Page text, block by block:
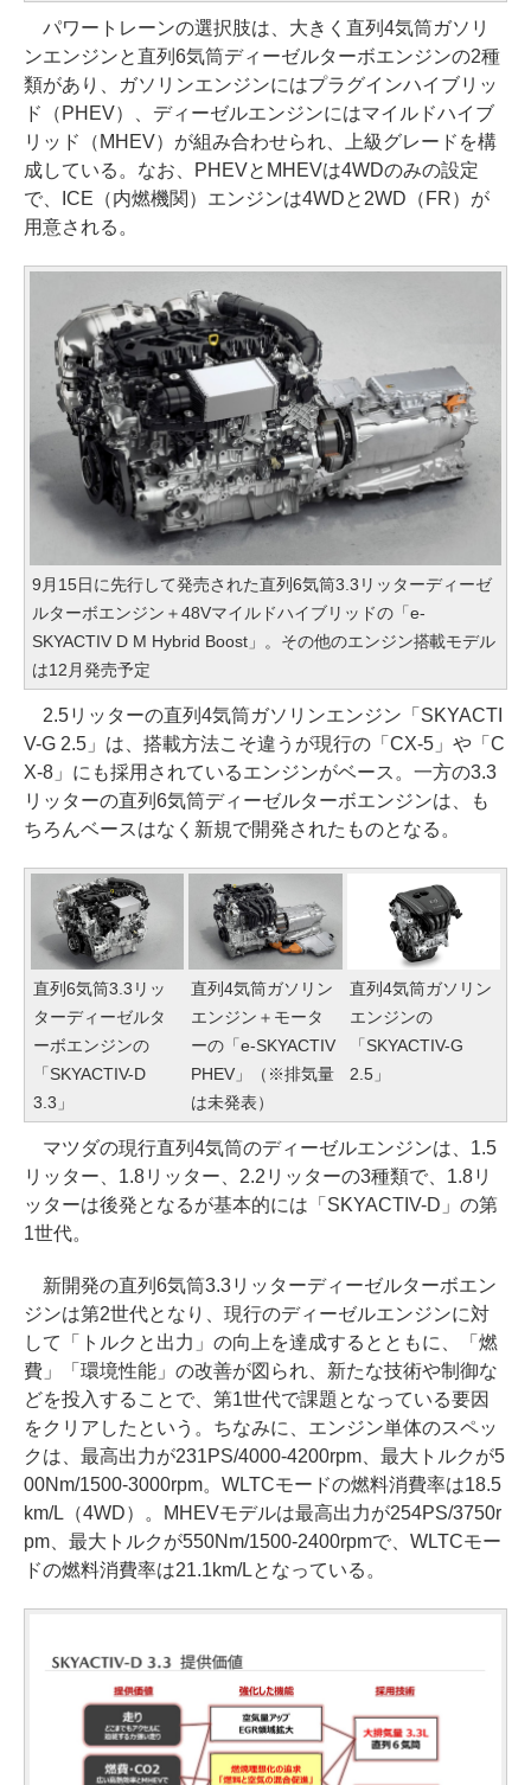
パワートレーンの選択肢は、大きく直列4気筒ガソリ
ンエンジンと直列6気筒ディーゼルターボエンジンの2種
類があり、ガソリンエンジンにはプラグインハイブリッ
ド（PHEV）、ディーゼルエンジンにはマイルドハイブ
リッド（MHEV）が組み合わせられ、上級グレードを構
成している。なお、PHEVとMHEVは4WDのみの設定
で、ICE（内燃機関）エンジンは4WDと2WD（FR）が
用意される。
9月15日に先行して発売された直列6気筒3.3リッターディーゼ
ルターボエンジン＋48Vマイルドハイブリッドの「e-
SKYACTIV D M Hybrid Boost」。その他のエンジン搭載モデル
は12月発売予定
2.5リッターの直列4気筒ガソリンエンジン「SKYACTI
V-G 2.5」は、搭載方法こそ違うが現行の「CX-5」や「C
X-8」にも採用されているエンジンがベース。一方の3.3
リッターの直列6気筒ディーゼルターボエンジンは、も
ちろんベースはなく新規で開発されたものとなる。
直列6気筒3.3リッ
ターディーゼルタ
ーボエンジンの
「SKYACTIV-D
3.3」
直列4気筒ガソリン
エンジン＋モータ
ーの「e-SKYACTIV
PHEV」（※排気量
は未発表）
直列4気筒ガソリン
エンジンの
「SKYACTIV-G
2.5」
マツダの現行直列4気筒のディーゼルエンジンは、1.5
リッター、1.8リッター、2.2リッターの3種類で、1.8リ
ッターは後発となるが基本的には「SKYACTIV-D」の第
1世代。
新開発の直列6気筒3.3リッターディーゼルターボエン
ジンは第2世代となり、現行のディーゼルエンジンに対
して「トルクと出力」の向上を達成するとともに、「燃
費」「環境性能」の改善が図られ、新たな技術や制御な
どを投入することで、第1世代で課題となっている要因
をクリアしたという。ちなみに、エンジン単体のスペッ
クは、最高出力が231PS/4000-4200rpm、最大トルクが5
00Nm/1500-3000rpm。WLTCモードの燃料消費率は18.5
km/L（4WD）。MHEVモデルは最高出力が254PS/3750r
pm、最大トルクが550Nm/1500-2400rpmで、WLTCモー
ドの燃料消費率は21.1km/Lとなっている。